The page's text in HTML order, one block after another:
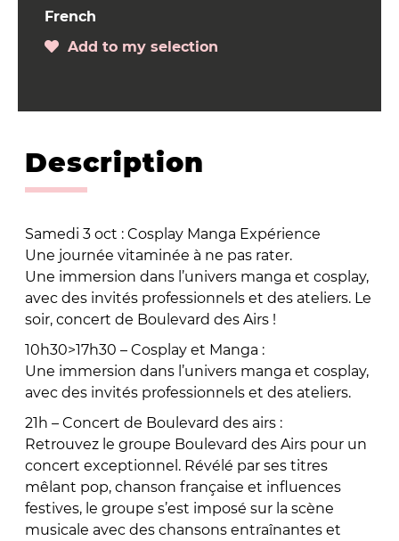
French
Add to my selection
Description
Samedi 3 oct : Cosplay Manga Expérience
Une journée vitaminée à ne pas rater.
Une immersion dans l’univers manga et cosplay,
avec des invités professionnels et des ateliers. Le
soir, concert de Boulevard des Airs !
10h30>17h30 – Cosplay et Manga :
Une immersion dans l’univers manga et cosplay,
avec des invités professionnels et des ateliers.
21h – Concert de Boulevard des airs :
Retrouvez le groupe Boulevard des Airs pour un
concert exceptionnel. Révélé par ses titres
mêlant pop, chanson française et influences
festives, le groupe s’est imposé sur la scène
musicale avec des chansons entraînantes et